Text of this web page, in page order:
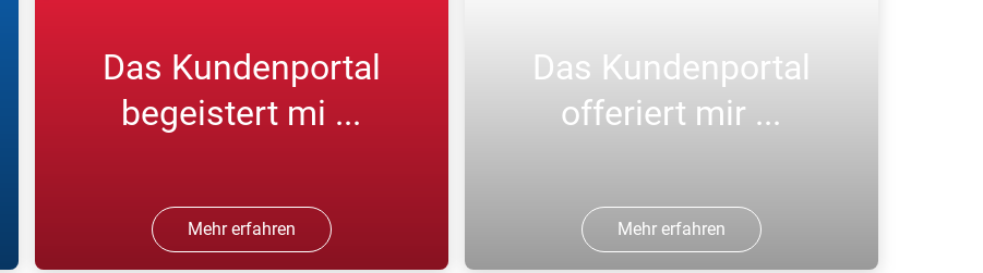
Das Kundenportal
begeistert mi ...
Mehr erfahren
Das Kundenportal
offeriert mir ...
Mehr erfahren